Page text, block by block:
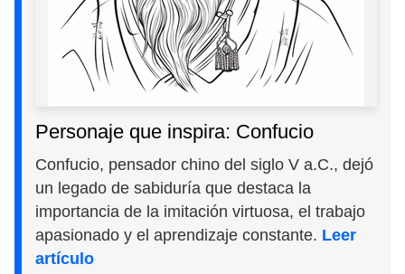
Personaje que inspira: Confucio
Confucio, pensador chino del siglo V a.C., dejó
un legado de sabiduría que destaca la
importancia de la imitación virtuosa, el trabajo
apasionado y el aprendizaje constante. Leer
artículo